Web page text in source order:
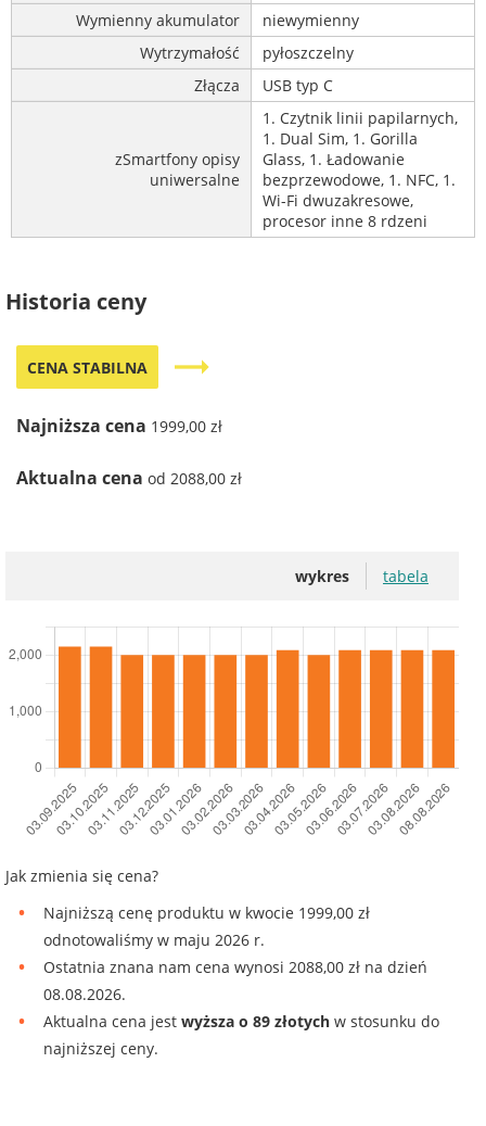
Wymienny akumulator
niewymienny
Wytrzymałość
pyłoszczelny
Złącza
USB typ C
zSmartfony opisy
uniwersalne
1. Czytnik linii papilarnych,
1. Dual Sim, 1. Gorilla
Glass, 1. Ładowanie
bezprzewodowe, 1. NFC, 1.
Wi-Fi dwuzakresowe,
procesor inne 8 rdzeni
Historia ceny
CENA STABILNA trending_flat
Najniższa cena 1999,00 zł
Aktualna cena od 2088,00 zł
wykres tabela
Jak zmienia się cena?
Najniższą cenę produktu w kwocie 1999,00 zł
odnotowaliśmy w maju 2026 r.
Ostatnia znana nam cena wynosi 2088,00 zł na dzień
08.08.2026.
Aktualna cena jest wyższa o 89 złotych w stosunku do
najniższej ceny.